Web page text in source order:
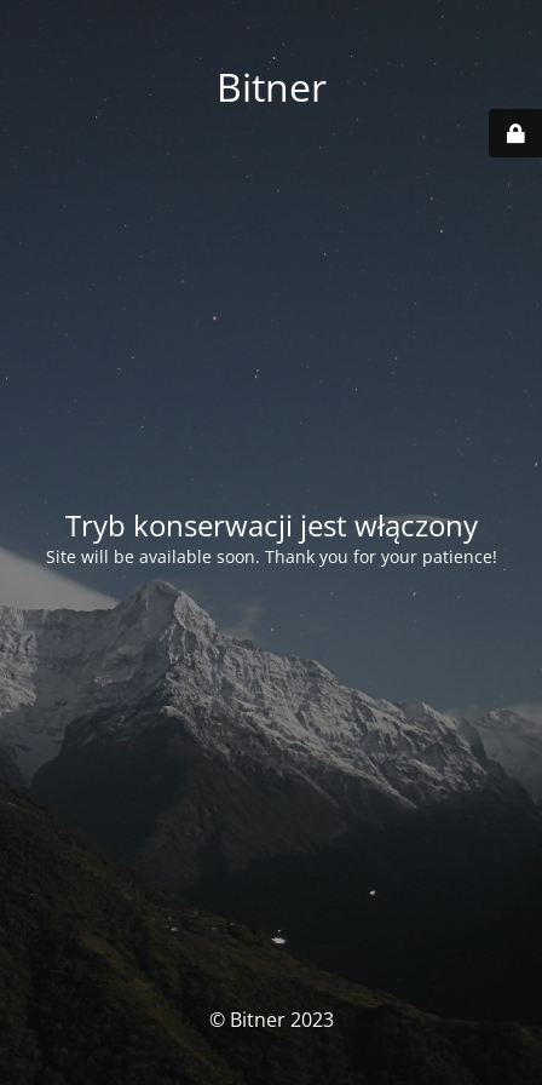
Bitner
Tryb konserwacji jest włączony
Site will be available soon. Thank you for your patience!
© Bitner 2023